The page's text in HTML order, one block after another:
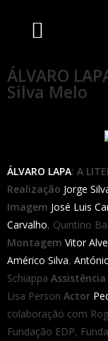
ÁLVARO
Silva Melo
ÁLVARO LAPA: A
Realização Jorge
Imagem José Luis
Carvalho, Quintino
Montagem Vitor
Américo Silva,
Schiappa
Lisa Person Actor
colaboração com
Fundação EDP,